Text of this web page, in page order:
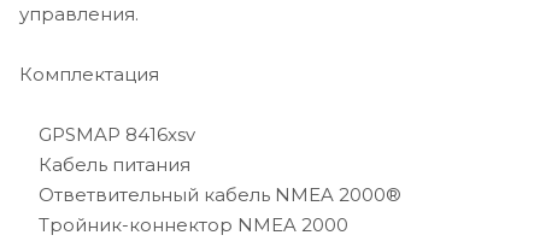
управления.
Комплектация
GPSMAP 8416xsv
Кабель питания
Ответвительный кабель NMEA 2000®
Тройник-коннектор NMEA 2000